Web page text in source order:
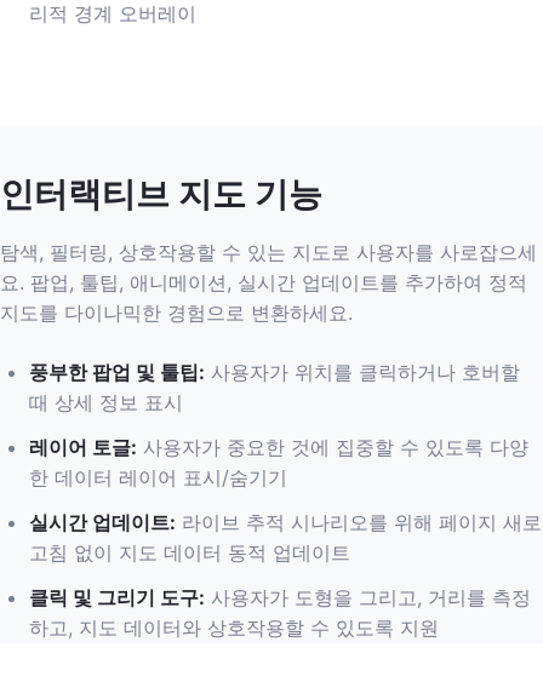
리적 경계 오버레이
인터랙티브 지도 기능
탐색, 필터링, 상호작용할 수 있는 지도로 사용자를 사로잡으세
요. 팝업, 툴팁, 애니메이션, 실시간 업데이트를 추가하여 정적
지도를 다이나믹한 경험으로 변환하세요.
풍부한 팝업 및 툴팁: 사용자가 위치를 클릭하거나 호버할
때 상세 정보 표시
레이어 토글: 사용자가 중요한 것에 집중할 수 있도록 다양
한 데이터 레이어 표시/숨기기
실시간 업데이트: 라이브 추적 시나리오를 위해 페이지 새로
고침 없이 지도 데이터 동적 업데이트
클릭 및 그리기 도구: 사용자가 도형을 그리고, 거리를 측정
하고, 지도 데이터와 상호작용할 수 있도록 지원